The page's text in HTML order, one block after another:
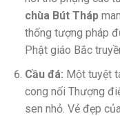
chùa Bút Tháp
thống tượng pháp
Phật giáo Bắc
Cầu đá: Một tuyệt
cong nối Thượng
sen nhỏ. Vẻ đẹp